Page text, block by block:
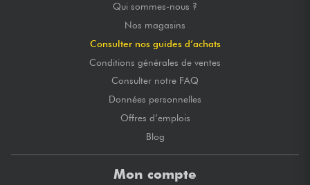
Qui sommes-nous ?
Nos magasins
Consulter nos guides d’achats
Conditions générales de ventes
Consulter notre FAQ
Données personnelles
Offres d’emplois
Blog
Mon compte